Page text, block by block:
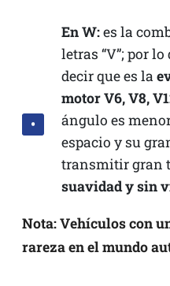
En W:es la
letras “V”; por
decir que es la
motor V6, V8,
ángulo es
espacio y su
transmitir gran
suavidad y sin
Nota: Vehículos con
rareza en el mundo